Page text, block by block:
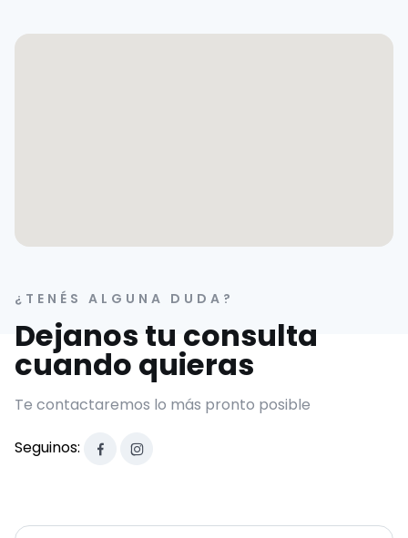
¿TENÉS ALGUNA DUDA?
Dejanos tu consulta
cuando quieras
Te contactaremos lo más pronto posible
Seguinos: